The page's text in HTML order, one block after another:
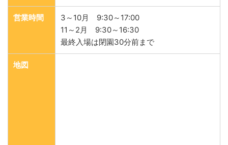
営業時間
3～10月 9:30～17:00
11～2月 9:30～16:30
最終入場は閉園30分前まで
地図